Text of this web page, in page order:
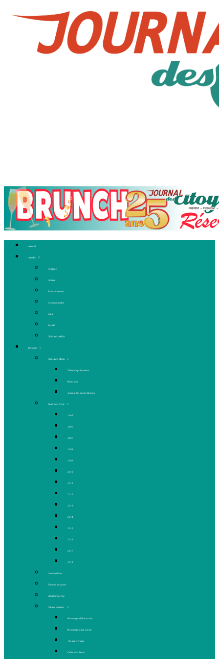
Accueil
Articles
Politique
Culture
Environnement
Communautaire
Santé
Société
Club Ado Média
Dossiers
Club Ado Média
Vidéo de présentation
Historique
Journal des jeunes citoyens
Rivière du Nord
2005
2006
2007
2008
2009
2010
2011
2012
2013
2014
2015
2016
2017
2018
Gaz de schiste
Femmes de parole
Liberté de presse
Cahiers spéciaux
Hommage à Élie Laroche
Hommage à Jean Laurin
10e anniversaire
Cahiers du Japon